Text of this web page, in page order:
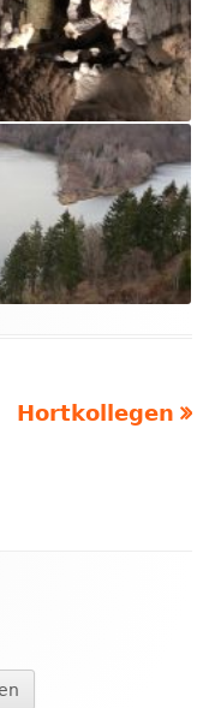
Nächster
Hortkollegen